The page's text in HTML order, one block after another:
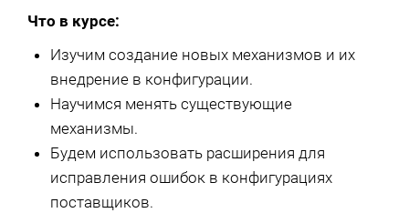
Что в курсе:
Изучим создание новых механизмов и их
внедрение в конфигурации.
Научимся менять существующие
механизмы.
Будем использовать расширения для
исправления ошибок в конфигурациях
поставщиков.